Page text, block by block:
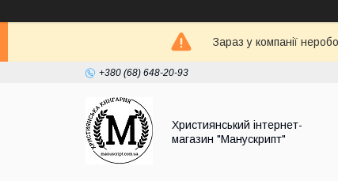
Зараз у компанії
+380 (68) 648-20-93
Християнський інтернет-
магазин "Манускрипт"